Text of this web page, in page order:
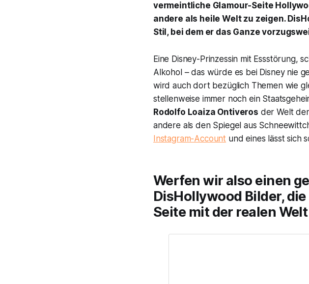
vermeintliche Glamour-Seite
andere als heile Welt zu zeigen.
Stil, bei dem er das Ganze
Eine Disney-Prinzessin mit Essstörung,
Alkohol – das würde es bei Disney nie
wird auch dort bezüglich Themen wie
stellenweise immer noch ein
Rodolfo Loaiza Ontiveros der Welt
andere als den Spiegel aus
Instagram-Account und eines lässt sich
Werfen wir also einen
DisHollywood Bilder,
Seite mit der realen